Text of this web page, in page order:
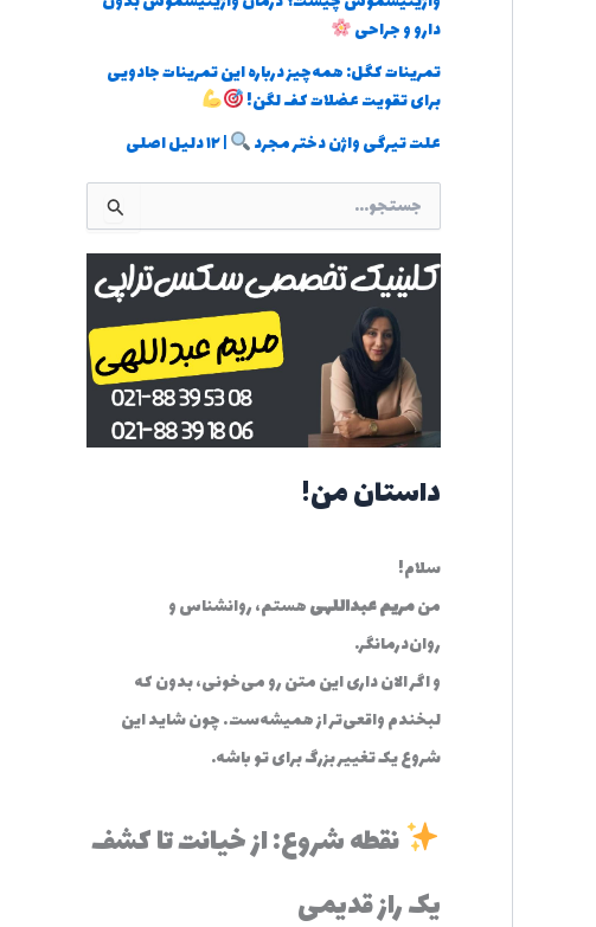
دارو و جراحی
تمرینات کگل: همه‌چیز درباره این تمرینات جادویی
برای تقویت عضلات کف لگن!
علت تیرگی واژن دختر مجرد
| ۱۲ دلیل اصلی
ج
و
داستان من!
سلام!
منمریم عبداللهیهستم، روانشناس و
روان‌درمانگر.
و اگر الان داری این متن رو می‌خونی، بدون که
لبخندم واقعی‌تر از همیشه‌ست… چون شاید این
شروع یک تغییر بزرگ برای تو باشه.
نقطه شروع: از خیانت تا کشف
یک راز قدیمی